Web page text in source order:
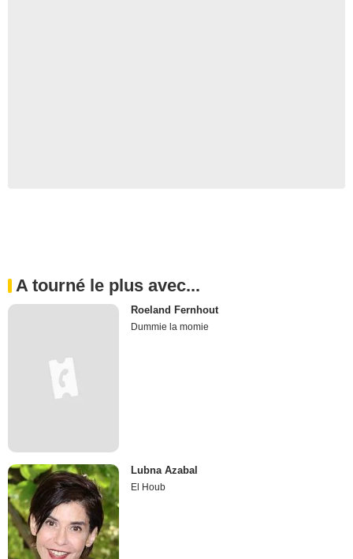
A tourné le plus avec...
Roeland Fernhout
Dummie la momie
Lubna Azabal
El Houb